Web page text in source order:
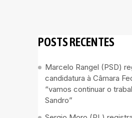
POSTS RECENTES
Marcelo Rangel (PSD)
candidatura à Câmara
“vamos continuar o
Sandro”